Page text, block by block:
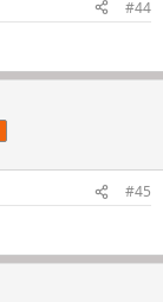
#44
#45